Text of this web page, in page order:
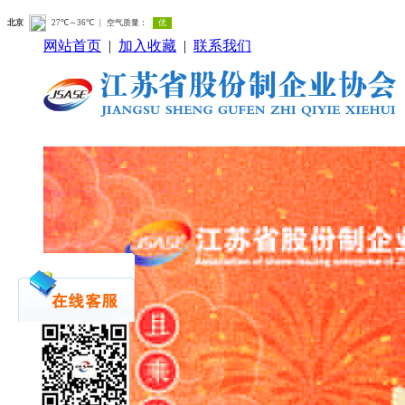
网站首页 | 加入收藏 | 联系我们